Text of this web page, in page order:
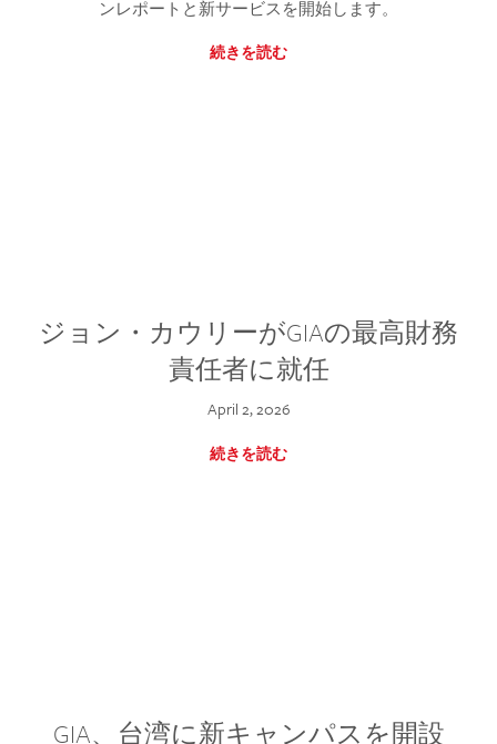
ンレポートと新サービスを開始します。
続きを読む
ジョン・カウリーがGIAの最高財務
責任者に就任
April 2, 2026
続きを読む
GIA、台湾に新キャンパスを開設